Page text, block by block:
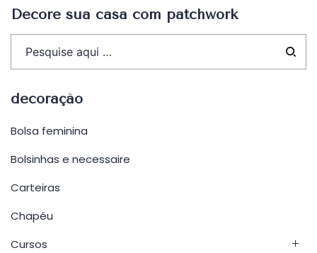
Decore sua casa com patchwork
decoração
Bolsa feminina
Bolsinhas e necessaire
Carteiras
Chapéu
Cursos